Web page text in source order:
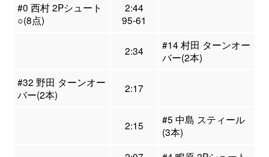
#0 西村 2Pシュート
○(8点)
2:44
95-61
2:34
#14 村田 ターンオー
バー(2本)
#32 野田 ターンオー
バー(2本)
2:17
2:15
#5 中島 スティール
(3本)